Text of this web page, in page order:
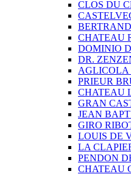
CLOS DU
CHATEAU
DOMINIO
DR.
AGLICOLA
PRIEUR
CHATEAU
GRAN
JEAN
GIRO
LOUIS DE
LA
PENDON
CHATEAU